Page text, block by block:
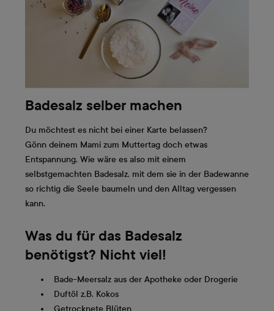
Badesalz selber machen
Du möchtest es nicht bei einer Karte belassen?
Gönn deinem Mami zum Muttertag doch etwas
Entspannung. Wie wäre es also mit einem
selbstgemachten Badesalz, mit dem sie in der Badewanne
so richtig die Seele baumeln und den Alltag vergessen
kann.
Was du für das Badesalz
benötigst? Nicht viel!
Bade-Meersalz aus der Apotheke oder Drogerie
Duftöl z.B. Kokos